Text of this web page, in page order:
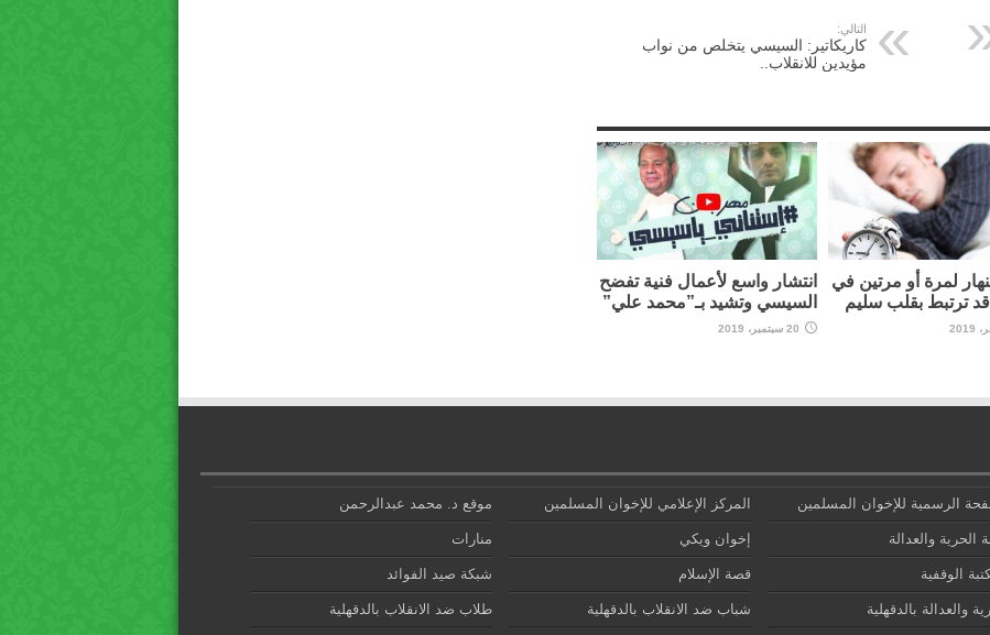
التالي:
كاريكاتير: السيسي يتخلص من نواب
مؤيدين للانقلاب..
لمرة أو مرتين في
قد ترتبط بقلب سليم
انتشار واسع لأعمال فنية تفضح
السيسي وتشيد بـ”محمد علي”
20 سبتمبر، 2019
الرسمية للإخوان المسلمين المركز الإعلامي للإخوان المسلمين موقع د. محمد عبدالرحمن
الحرية والعدالة إخوان ويكي منارات
الوقفية قصة الإسلام شبكة صيد الفوائد
والعدالة بالدقهلية شباب ضد الانقلاب بالدقهلية طلاب ضد الانقلاب بالدقهلية